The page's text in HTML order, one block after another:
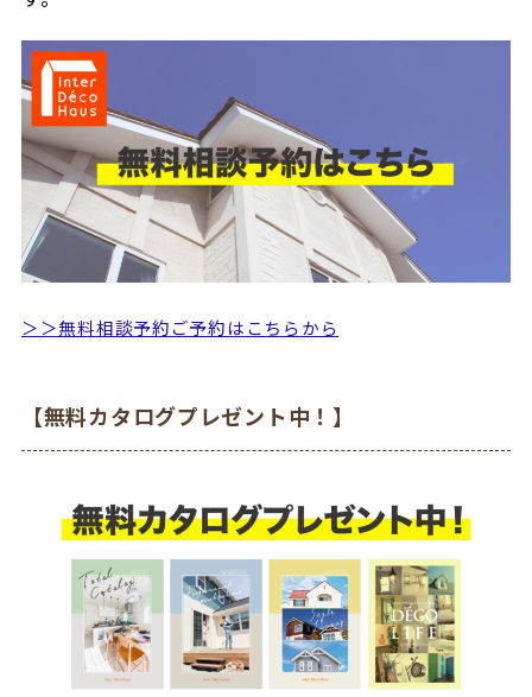
＞＞無料相談予約ご予約はこちらから
【無料カタログプレゼント中！】